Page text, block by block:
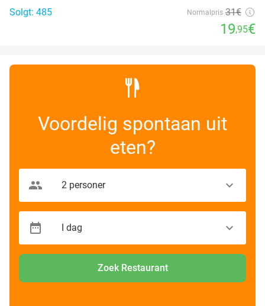
Solgt: 485
Normalpris 31€
19,95€
Voordelig spontaan uit
eten?
Zoek Restaurant